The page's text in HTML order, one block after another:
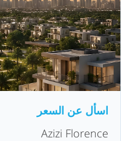
اسأل عن السعر
Azizi Florence